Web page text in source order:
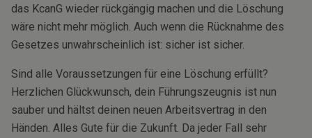
das KcanG wieder rückgängig machen und die Löschung
wäre nicht mehr möglich. Auch wenn die Rücknahme des
Gesetzes unwahrscheinlich ist: sicher ist sicher.
Sind alle Voraussetzungen für eine Löschung erfüllt?
Herzlichen Glückwunsch, dein Führungszeugnis ist nun
sauber und hältst deinen neuen Arbeitsvertrag in den
Händen. Alles Gute für die Zukunft. Da jeder Fall sehr